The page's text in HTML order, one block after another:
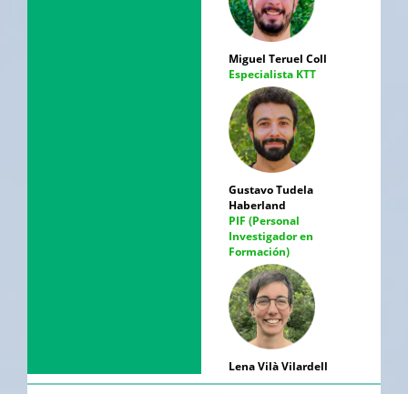
Miguel Teruel Coll
Especialista KTT
Gustavo Tudela
Haberland
PIF (Personal
Investigador en
Formación)
Lena Vilà Vilardell